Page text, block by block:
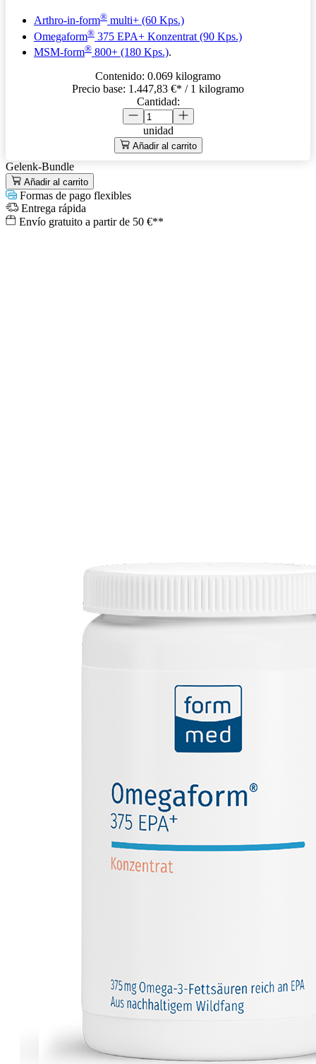
Arthro-in-form® multi+ (60 Kps.)
Omegaform® 375 EPA+ Konzentrat (90 Kps.)
MSM-form® 800+ (180 Kps.).
Contenido: 0.069 kilogramo
Precio base: 1.447,83 €* / 1 kilogramo
Cantidad:
unidad
Añadir al carrito
Gelenk-Bundle
Añadir al carrito
Formas de pago flexibles
Entrega rápida
Envío gratuito a partir de 50 €**